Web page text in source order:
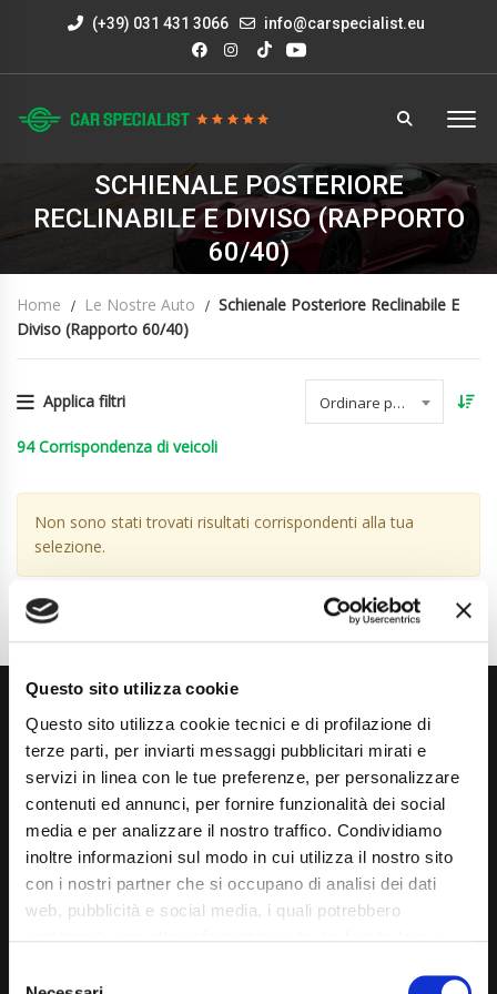
Questo sito utilizza cookie
Questo sito utilizza cookie tecnici e di profilazione di
terze parti, per inviarti messaggi pubblicitari mirati e
servizi in linea con le tue preferenze, per personalizzare
contenuti ed annunci, per fornire funzionalità dei social
media e per analizzare il nostro traffico. Condividiamo
inoltre informazioni sul modo in cui utilizza il nostro sito
con i nostri partner che si occupano di analisi dei dati
web, pubblicità e social media, i quali potrebbero
mera chiusura del banner non comporta l’accettazione
(+39) 031 431 3066 info@carspecialist.eu
SCHIENALE POSTERIORE
RECLINABILE E DIVISO (RAPPORTO
60/40)
Home Le Nostre Auto
Schienale Posteriore Reclinabile E
Diviso (rapporto 60/40)
Applica filtri Ordinare per data
94 Corrispondenza di veicoli
Non sono stati trovati risultati corrispondenti alla tua
selezione.
Via Giuditta Pasta 2, Como (CO) 22100
(+39) 031 431 3066
info@carspecialist.eu